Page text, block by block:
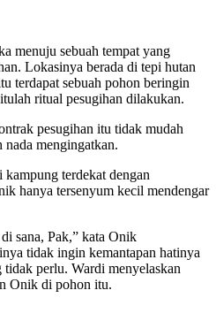
menuju sebuah tempat yang
Lokasinya berada di tepi hutan
terdapat sebuah pohon beringin
ritual pesugihan dilakukan.
pesugihan itu tidak mudah
nada mengingatkan.
terdekat dengan
hanya tersenyum kecil mendengar
sana, Pak,” kata Onik
tidak ingin kemantapan hatinya
tidak perlu. Wardi menyelaskan
Onik di pohon itu.